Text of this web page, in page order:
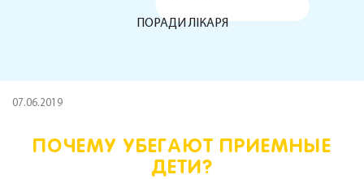
ПОРАДИ ЛІКАРЯ
07.06.2019
ПОЧЕМУ УБЕГАЮТ ПРИЕМНЫЕ
ДЕТИ?